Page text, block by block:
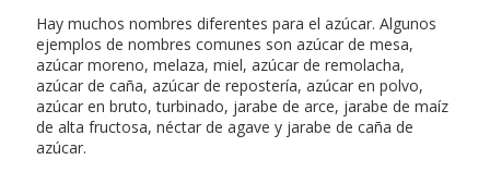
Hay muchos nombres diferentes para el azúcar. Algunos
ejemplos de nombres comunes son azúcar de mesa,
azúcar moreno, melaza, miel, azúcar de remolacha,
azúcar de caña, azúcar de repostería, azúcar en polvo,
azúcar en bruto, turbinado, jarabe de arce, jarabe de maíz
de alta fructosa, néctar de agave y jarabe de caña de
azúcar.